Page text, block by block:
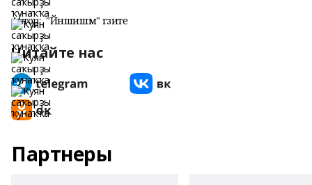
Автор: "Йәншишмә" гәзите
Читайте нас
Партнеры